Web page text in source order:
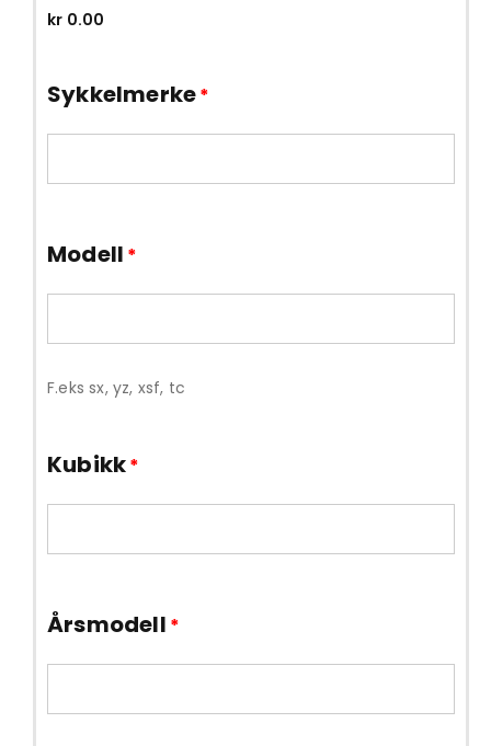
kr 0.00
Sykkelmerke*
Modell *
F.eks sx, yz, xsf, tc
Kubikk*
Årsmodell *